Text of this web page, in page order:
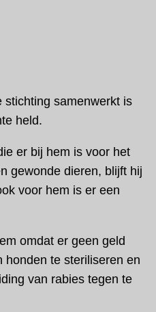
stichting samenwerkt is
held.
er bij hem is voor het
gewonde dieren, blijft hij
voor hem is er een
omdat er geen geld
honden te steriliseren en
van rabies tegen te